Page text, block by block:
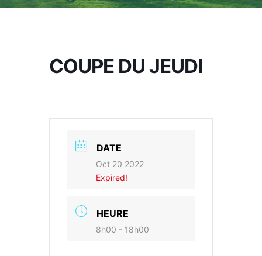
COUPE DU JEUDI
DATE
Oct 20 2022
Expired!
HEURE
8h00 - 18h00